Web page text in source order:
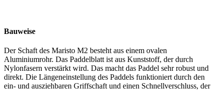
Bauweise
Der Schaft des Maristo M2 besteht aus einem ovalen
Aluminiumrohr. Das Paddelblatt ist aus Kunststoff, der durch
Nylonfasern verstärkt wird. Das macht das Paddel sehr robust und
direkt. Die Längeneinstellung des Paddels funktioniert durch den
ein- und ausziehbaren Griffschaft und einen Schnellverschluss, der